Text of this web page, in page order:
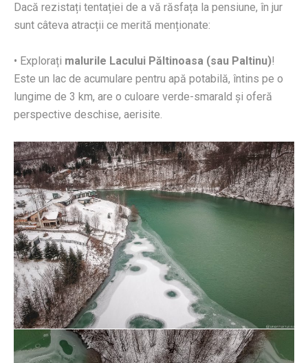
Dacă rezistați tentației de a vă răsfața la pensiune, în jur
sunt câteva atracții ce merită menționate:
• Explorați malurile Lacului Păltinoasa (sau Paltinu)!
Este un lac de acumulare pentru apă potabilă, întins pe o
lungime de 3 km, are o culoare verde-smarald și oferă
perspective deschise, aerisite.